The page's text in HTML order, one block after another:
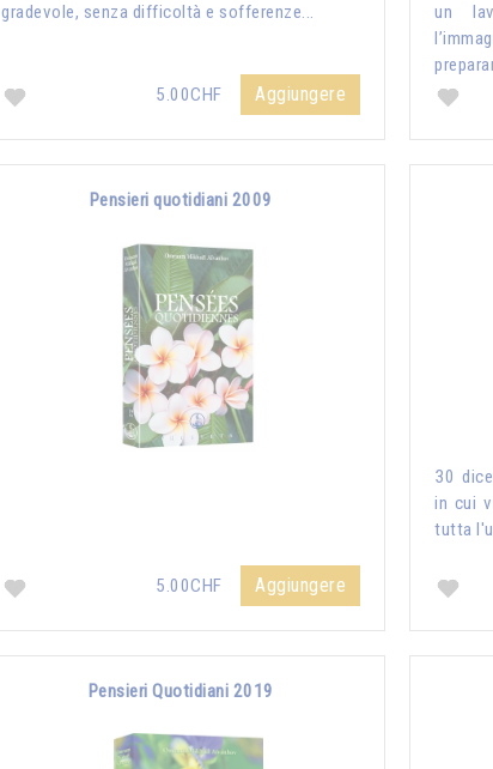
gradevole, senza difficoltà e sofferenze...
5.00CHF Aggiungere
un
Pensieri quotidiani 2009
5.00CHF Aggiungere
30
in cui
tutta
Pensieri Quotidiani 2019